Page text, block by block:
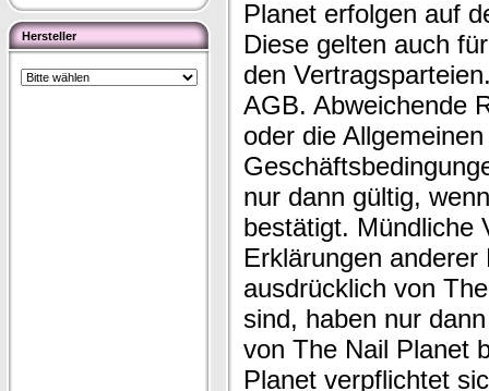
Hersteller
Planet erfolgen auf
Diese gelten auch
den
AGB. Abweichende
oder die
nur dann gültig,
bestätigt. Mündliche
Erklärungen
ausdrücklich von
sind, haben nur
von The Nail Planet
Planet verpflichtet